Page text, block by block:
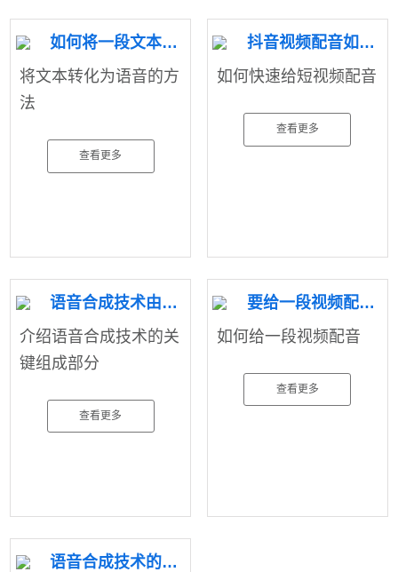
如何将一段文本转化为语音
将文本转化为语音的方
法
查看更多
抖音视频配音如何实现
如何快速给短视频配音
查看更多
语音合成技术由哪几个关键部分组成
介绍语音合成技术的关
键组成部分
查看更多
要给一段视频配音怎么办
如何给一段视频配音
查看更多
语音合成技术的历史发展